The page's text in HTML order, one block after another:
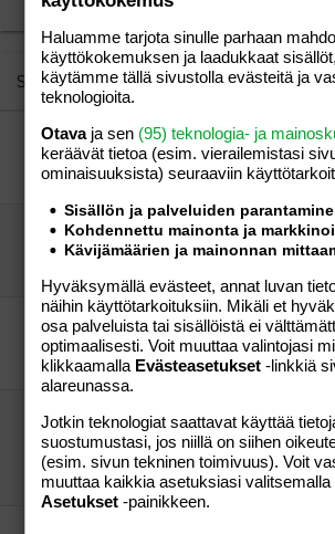
18
22
26
Tahoma
Times New Roman
Trebuchet MS
Similar threads
Aapuva, raskaanako?
Aapuva Aihe vapaa
1
08.11.2014
ghjkkkkk
Onko muille käyny menkkojen
Ihmettelijä Aihe vapaa
Oviksen jälkeisestä tiputtelusta
dibbadai Aihe vapaa
3
19.08.2010
dibbadai
Mitä ihmettä mun elimistössä
Veikkauksia?KP 30/24-26..
ihmejuttu! Aihe vapaa
11
Aihe
14.04.2010
mie
Haluamme tarjota sinulle parhaan
käyttökokemuksen ja laadukkaat
käytämme tällä sivustolla evästeitä ja
teknologioita.
Otavaja sen (95) teknologia- ja
keräävät tietoa (esim. vierailemis­tasi
ominaisuuk­sista) seuraaviin
Sisällön ja palveluiden
Kohdennettu mainonta ja
Kävijämäärien ja mainonnan
Hyväksymällä evästeet, annat luvan
näihin käyttötarkoituksiin. Mikäli et
osa palveluista tai sisällöistä ei
optimaalisesti. Voit muuttaa valintojasi
klikkaamalla Evästeasetukset -linkkiä
alareunassa.
Jotkin teknologiat saattavat käyttää
suostumustasi, jos niillä on siihen
(esim. sivun tekninen toimivuus). Voit
muuttaa kaikkia asetuksiasi valitsemalla
Asetukset -painikkeen.